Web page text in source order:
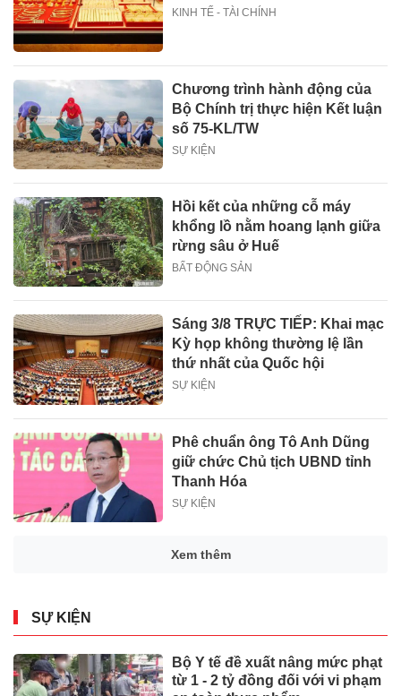
KINH TẾ - TÀI CHÍNH
Chương trình hành động của
Bộ Chính trị thực hiện Kết luận
số 75-KL/TW
SỰ KIỆN
Hồi kết của những cỗ máy
khổng lồ nằm hoang lạnh giữa
rừng sâu ở Huế
BẤT ĐỘNG SẢN
Sáng 3/8 TRỰC TIẾP: Khai mạc
Kỳ họp không thường lệ lần
thứ nhất của Quốc hội
SỰ KIỆN
Phê chuẩn ông Tô Anh Dũng
giữ chức Chủ tịch UBND tỉnh
Thanh Hóa
SỰ KIỆN
Xem thêm
SỰ KIỆN
Bộ Y tế đề xuất nâng mức phạt
từ 1 - 2 tỷ đồng đối với vi phạm